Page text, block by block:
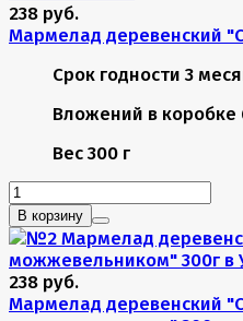
238 руб.
Мармелад деревенский
Срок годности 3
Вложений в коробке
Вес 300 г
В корзину
238 руб.
Мармелад деревенский